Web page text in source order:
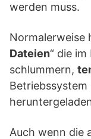
werden muss.
Normalerweise
Dateien“ die
schlummern,
Auch wenn die